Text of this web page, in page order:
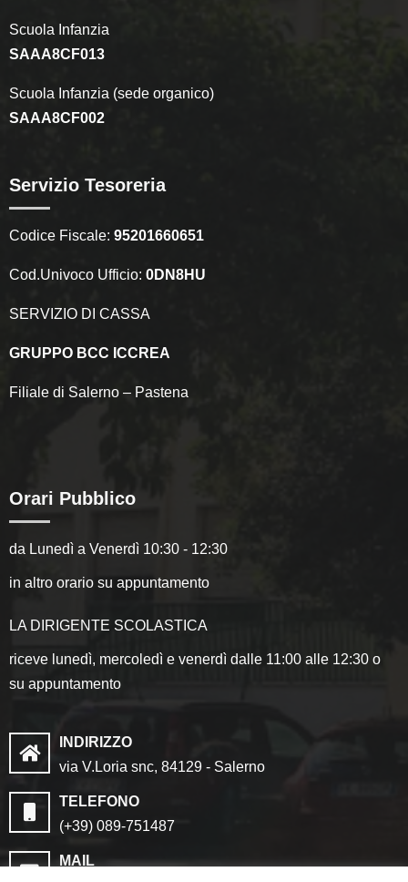
Scuola Infanzia
SAAA8CF013
Scuola Infanzia (sede organico)
SAAA8CF002
Servizio Tesoreria
Codice Fiscale: 95201660651
Cod.Univoco Ufficio: 0DN8HU
SERVIZIO DI CASSA
GRUPPO BCC ICCREA
Filiale di Salerno – Pastena
Orari Pubblico
da Lunedì a Venerdì 10:30 - 12:30
in altro orario su appuntamento
LA DIRIGENTE SCOLASTICA
riceve lunedì, mercoledì e venerdì dalle 11:00 alle 12:30 o
su appuntamento
INDIRIZZO
via V.Loria snc, 84129 - Salerno
TELEFONO
(+39) 089-751487
MAIL